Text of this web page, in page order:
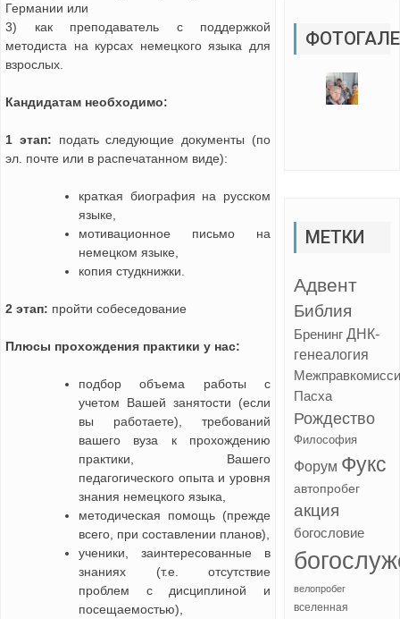
Германии или
3) как преподаватель с поддержкой
методиста на курсах немецкого языка для
взрослых.
Кандидатам необходимо:
1 этап: подать следующие документы (по
эл. почте или в распечатанном виде):
краткая биография на русском
языке,
мотивационное письмо на
немецком языке,
копия студкнижки.
2 этап: пройти собеседование
Плюсы прохождения практики у нас:
подбор объема работы с
учетом Вашей занятости (если
вы работаете), требований
вашего вуза к прохождению
практики, Вашего
педагогического опыта и уровня
знания немецкого языка,
методическая помощь (прежде
всего, при составлении планов),
ученики, заинтересованные в
знаниях (т.е. отсутствие
проблем с дисциплиной и
посещаемостью),
МЕТКИ
Адвент
Библия
Бренинг ДНК-
генеалогия
Пасха
Рождество
Философия
Форум Фукс
автопробег
акция
богословие
велопробег
вселенная